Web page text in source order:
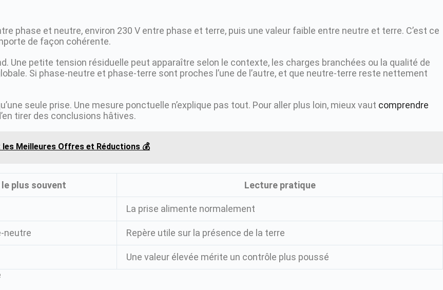
phase et neutre, environ 230 V entre phase et terre, puis une valeur faible entre neutre et terre. C’est ce
de façon cohérente.
Une petite tension résiduelle peut apparaître selon le contexte, les charges branchées ou la qualité de
Si phase-neutre et phase-terre sont proches l’une de l’autre, et que neutre-terre reste nettement
seule prise. Une mesure ponctuelle n’explique pas tout. Pour aller plus loin, mieux vaut comprendre
tirer des conclusions hâtives.
Meilleures Offres et Réductions 💰
plus souvent Lecture pratique
La prise alimente normalement
neutre Repère utile sur la présence de la terre
Une valeur élevée mérite un contrôle plus poussé